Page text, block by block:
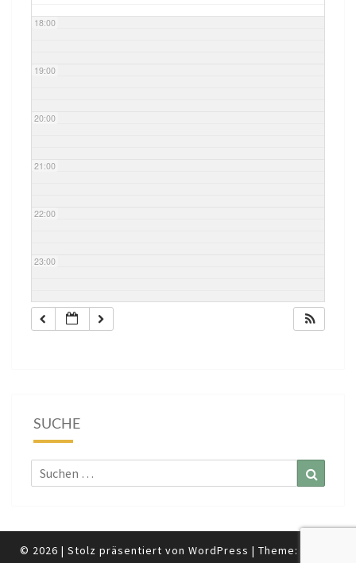
18:00
19:00
20:00
21:00
22:00
23:00
SUCHE
Suchen
nach:
© 2026 | Stolz präsentiert von WordPress | Theme: